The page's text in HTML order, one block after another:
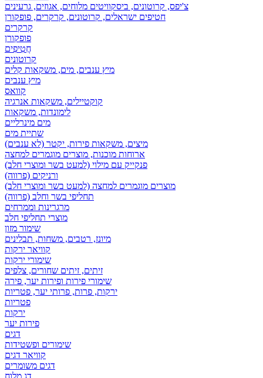
צ'יפס, קרוטונים, ביסקוויטים מלוחים, אגוזים, גרעינים
חטיפים ישראלים, קרוטונים, קרקרים, פופקורן
קרקרים
פופקורן
חֲטִיפִים
קרוטונים
מיץ ענבים, מים, משקאות קלים
מיץ ענבים
קוואס
קוקטיילים, משקאות אנרגיה
לימונדות, משקאות
מים מינרליים
שתיית מים
מיצים, משקאות פירות, יקטר (לא ענבים)
ארוחות מוכנות, מוצרים מוגמרים למחצה
פנקייק עם מילוי (למעט בשר ומוצרי חלב)
ורניקים (פרווה)
מוצרים מוגמרים למחצה (למעט בשר ומוצרי חלב)
תחליפי בשר וחלב (פרווה)
מרגרינות וממרחים
מוצרי תחליפי חלב
שימור מזון
מיונז, רטבים, משחות, תבלינים
קוויאר ירקות
שימורי ירקות
זיתים, זיתים שחורים, צלפים
שימורי פירות ופירות יער, פירה
ירקות, פרות, פרותי יער, פטריות
פטריות
ירקות
פירות יער
דגים
שימורים ופשטידות
קוויאר דגים
דגים משומרים
דג מלוח